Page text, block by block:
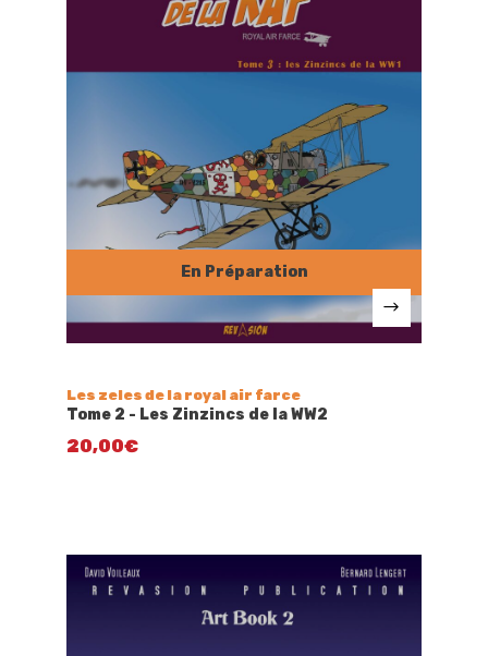
Les zeles de la royal air farce
Tome 2 - Les Zinzincs de la WW2
20,00€